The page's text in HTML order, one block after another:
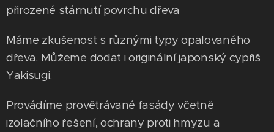
přirozené stárnutí povrchu dřeva
​Máme zkušenost s různými typy opalovaného
dřeva. Můžeme dodat i originální japonský cypřiš
Yakisugi.
​Provádíme provětrávané fasády včetně
izolačního řešení, ochrany proti hmyzu a